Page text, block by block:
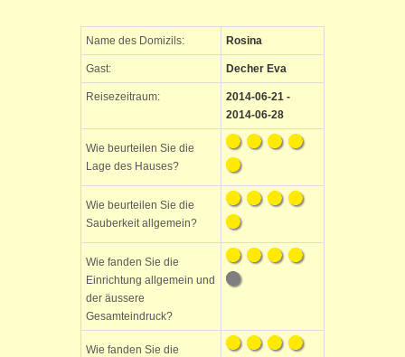
Name des Domizils: Rosina
Gast: Decher Eva
Reisezeitraum:
2014-06-21 -
2014-06-28
Wie beurteilen Sie die
Lage des Hauses?
Wie beurteilen Sie die
Sauberkeit allgemein?
Wie fanden Sie die
Einrichtung allgemein und
der äussere
Gesamteindruck?
Wie fanden Sie die